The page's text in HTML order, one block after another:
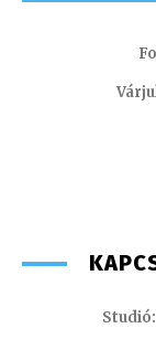
Studió: